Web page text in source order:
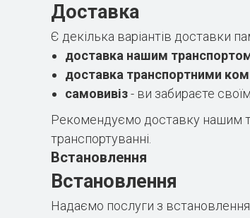
Доставка
Є декілька варіантів доставки
доставка нашим
доставка транспортними
самовивіз- ви забираєте
Рекомендуємо доставку нашим
транспортуванні.
Встановлення
Встановлення
Надаємо послуги з встановлення